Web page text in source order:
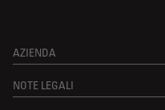
AZIENDA
NOTE LEGALI